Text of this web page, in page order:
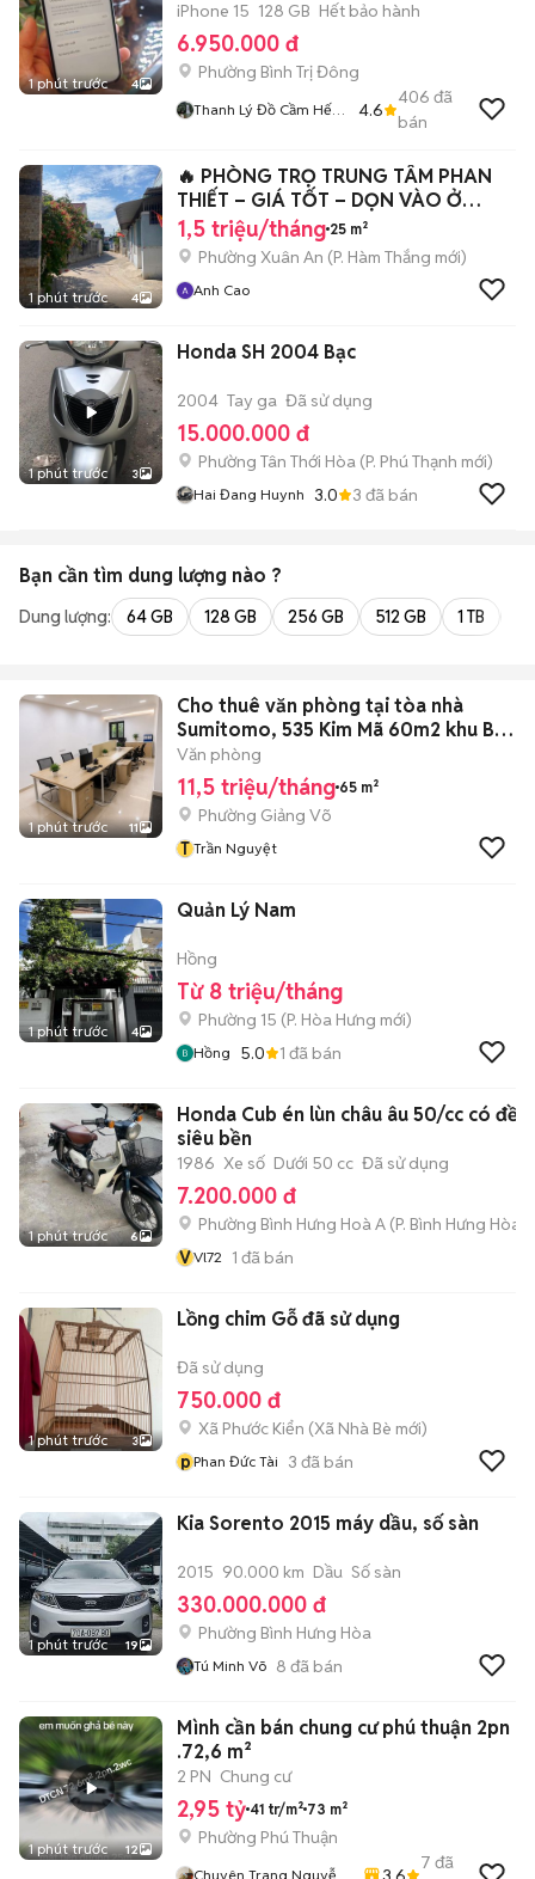
1 phút trước 4
iPhone 15 128 GB Hết bảo hành
6.950.000 đ
Phường Bình Trị Đông
Thanh Lý Đồ Cầm Hết
4.6
406 đã
bán
1 phút trước 4
🔥 PHÒNG TRỌ TRUNG TÂM PHAN
THIẾT – GIÁ TỐT – DỌN VÀO Ở
NGAY 🔥
1,5 triệu/tháng 25 m²
Phường Xuân An (P. Hàm Thắng mới)
Anh Cao
1 phút trước 3
Honda SH 2004 Bạc
2004 Tay ga Đã sử dụng
15.000.000 đ
Phường Tân Thới Hòa (P. Phú Thạnh mới)
Hai Đang Huynh 3.0 3 đã bán
Bạn cần tìm dung lượng nào ?
Dung lượng: 64 GB 128 GB 256 GB 512 GB 1 TB
1 phút trước 11
Cho thuê văn phòng tại tòa nhà
Sumitomo, 535 Kim Mã 60m2 khu Ba
Đình
Văn phòng
11,5 triệu/tháng 65 m²
Phường Giảng Võ
T Trần Nguyệt
1 phút trước 4
Quản Lý Nam
Hồng
Từ 8 triệu/tháng
Phường 15 (P. Hòa Hưng mới)
Hồng 5.0 1 đã bán
1 phút trước 6
Honda Cub én lùn châu âu 50/cc có đề
siêu bền
1986 Xe số Dưới 50 cc Đã sử dụng
7.200.000 đ
Phường Bình Hưng Hoà A (P. Bình Hưng Hòa
VVl72 1 đã bán
1 phút trước 3
Lồng chim Gỗ đã sử dụng
Đã sử dụng
750.000 đ
Xã Phước Kiển (Xã Nhà Bè mới)
pPhan Đức Tài 3 đã bán
1 phút trước 19
Kia Sorento 2015 máy dầu, số sàn
2015 90.000 km Dầu Số sàn
330.000.000 đ
Phường Bình Hưng Hòa
Tú Minh Võ 8 đã bán
1 phút trước 12
Mình cần bán chung cư phú thuận 2pn
.72,6 m²
2 PN Chung cư
2,95 tỷ 41 tr/m² 73 m²
Phường Phú Thuận
Chuyên Trang Nguyễn
7 đã